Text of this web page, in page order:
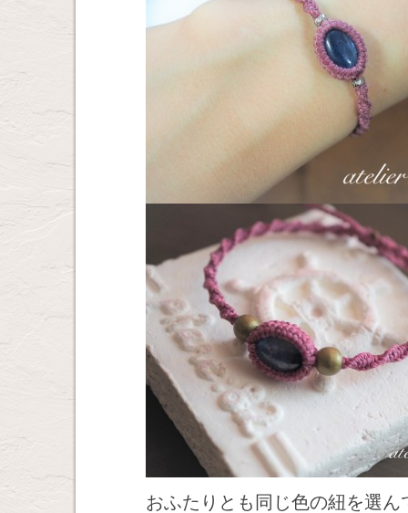
おふたりとも同じ色の紐を選